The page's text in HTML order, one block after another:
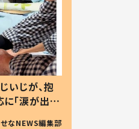
いじが、抱
「涙が出ま
せなNEWS編集部